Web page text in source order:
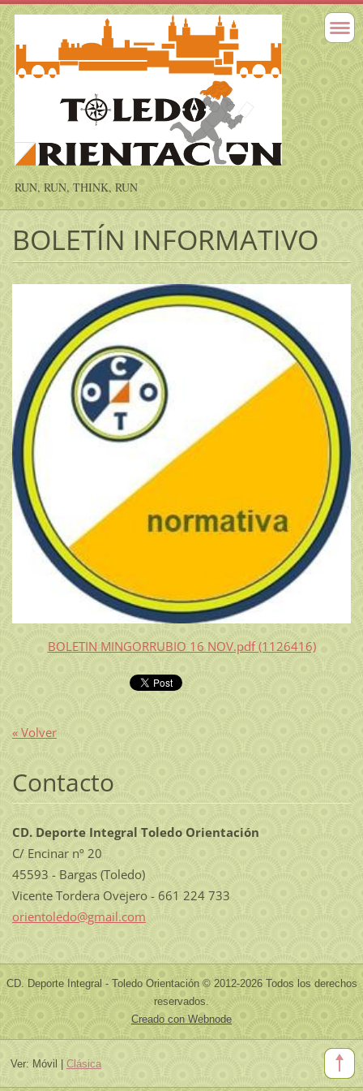
RUN, RUN, THINK, RUN
BOLETÍN INFORMATIVO
BOLETIN MINGORRUBIO 16 NOV.pdf (1126416)
« Volver
Contacto
CD. Deporte Integral Toledo Orientación
C/ Encinar nº 20
45593 - Bargas (Toledo)
Vicente Tordera Ovejero - 661 224 733
orientoledo@gmail.com
CD. Deporte Integral - Toledo Orientación © 2012-2026 Todos los derechos
reservados.
Creado con Webnode
Ver: Móvil Clásica